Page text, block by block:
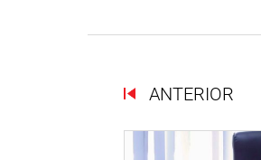
ANTERIOR